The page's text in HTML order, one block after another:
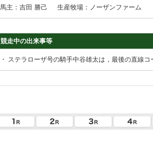
馬主：吉田 勝己
生産牧場：ノーザンファーム
競走中の出来事等
・ ステラローザ号の騎手中谷雄太は，最後の直線